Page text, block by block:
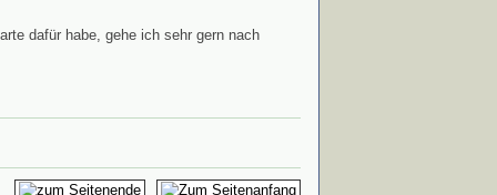
dafür habe, gehe ich sehr gern nach